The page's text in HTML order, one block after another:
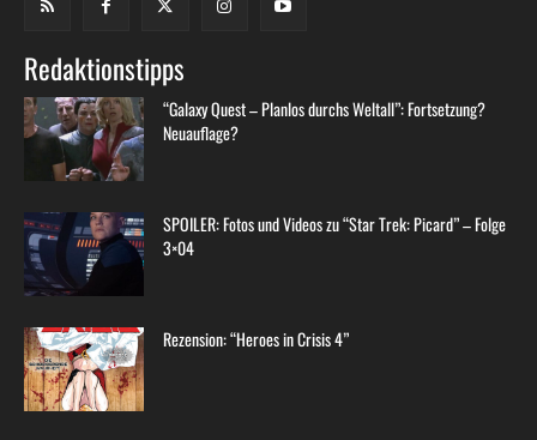
Redaktionstipps
“Galaxy Quest – Planlos durchs Weltall”: Fortsetzung?
Neuauflage?
SPOILER: Fotos und Videos zu “Star Trek: Picard” – Folge
3×04
Rezension: “Heroes in Crisis 4”